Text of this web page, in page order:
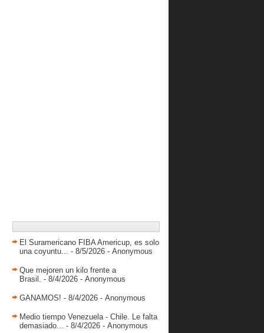
El Suramericano FIBA Americup, es solo
una coyuntu... - 8/5/2026 - Anonymous
Que mejoren un kilo frente a
Brasil. - 8/4/2026 - Anonymous
GANAMOS! - 8/4/2026 - Anonymous
Medio tiempo Venezuela - Chile. Le falta
demasiado... - 8/4/2026 - Anonymous